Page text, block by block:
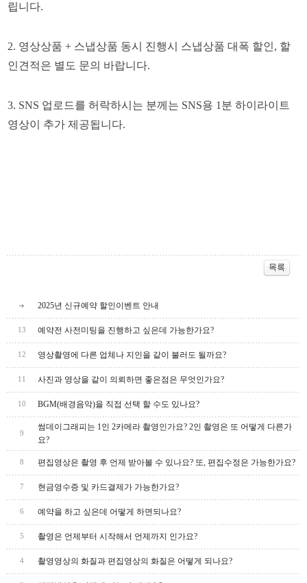
립니다.
2. 영상상품 + 스냅상품 동시 진행시 스냅상품 대폭 할인, ​할
인견적은 별도 문의 바랍니다.
3. SNS 업로드를 허락하시는 분께는 SNS용 1분 하이라이트
영상이 추가 제공됩니다.
2025년 신규예약 할인이벤트 안내
13 예약전 사전미팅을 진행하고 싶은데 가능한가요?
12 영상촬영에 다른 업체나 지인을 같이 불러도 될까요?
11 사진과 영상을 같이 의뢰하면 좋은점은 무엇인가요?
10 BGM(배경음악)을 직접 선택 할 수도 있나요?
9
썸데이그래피는 1인 2카메라 촬영인가요? 2인 촬영은 또 어떻게 다른가
요?
8 편집영상은 촬영 후 언제 받아볼 수 있나요? 또, 편집수정은 가능한가요?
7 현금영수증 및 카드결제가 가능한가요?
6 예약을 하고 싶은데 어떻게 하면되나요?
5 촬영은 언제부터 시작해서 언제까지 인가요?
4 촬영영상의 화질과 편집영상의 화질은 어떻게 되나요?